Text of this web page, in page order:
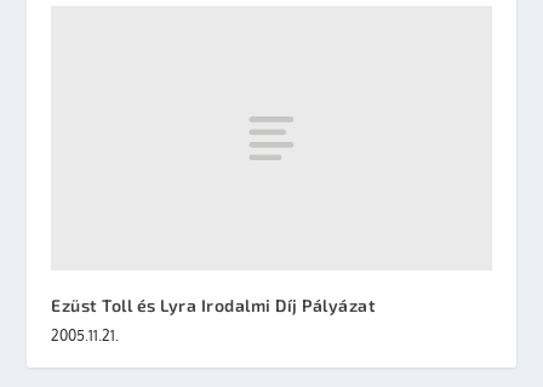
Ezüst Toll és Lyra Irodalmi Díj Pályázat
2005.11.21.